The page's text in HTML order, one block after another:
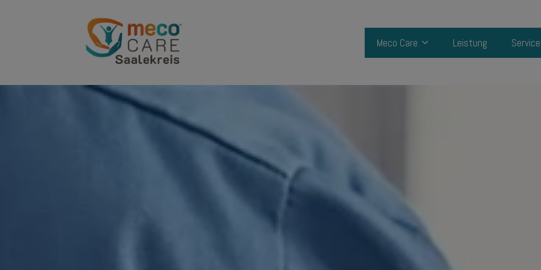
Meco Care Leistung Service